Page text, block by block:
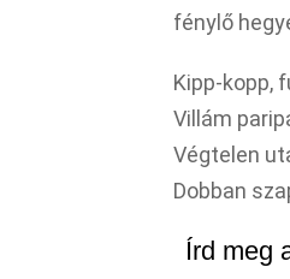
fénylő
Kipp-kopp,
Villám
Végtelen
Dobban
Írd meg